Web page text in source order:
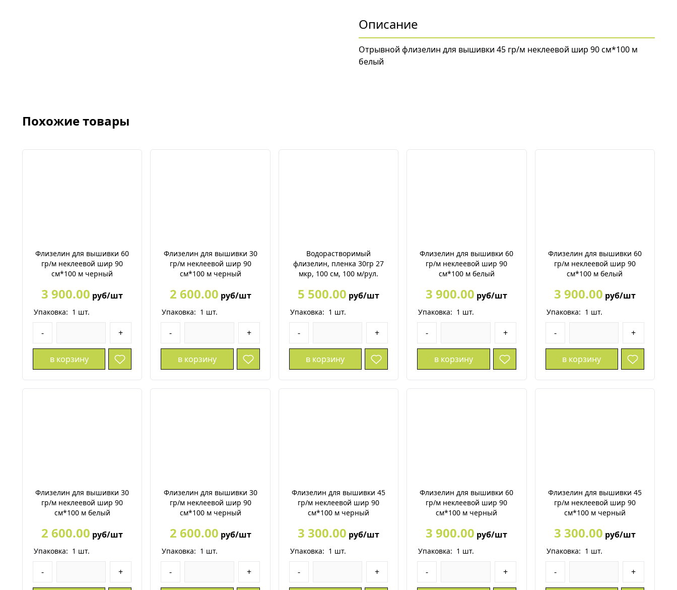
Описание
Отрывной флизелин для вышивки 45 гр/м неклеевой шир 90 см*100 м
белый
Похожие товары
Флизелин для вышивки 60
гр/м неклеевой шир 90
см*100 м черный
3 900.00 руб/шт
Упаковка: 1 шт.
- +
в корзину
Флизелин для вышивки 30
гр/м неклеевой шир 90
см*100 м черный
2 600.00 руб/шт
Упаковка: 1 шт.
- +
в корзину
Водорастворимый
флизелин, пленка 30гр 27
мкр, 100 см, 100 м/рул.
5 500.00 руб/шт
Упаковка: 1 шт.
- +
в корзину
Флизелин для вышивки 60
гр/м неклеевой шир 90
см*100 м белый
3 900.00 руб/шт
Упаковка: 1 шт.
- +
в корзину
Флизелин для вышивки 60
гр/м неклеевой шир 90
см*100 м белый
3 900.00 руб/шт
Упаковка: 1 шт.
- +
в корзину
Флизелин для вышивки 30
гр/м неклеевой шир 90
см*100 м белый
2 600.00 руб/шт
Упаковка: 1 шт.
- +
Флизелин для вышивки 30
гр/м неклеевой шир 90
см*100 м черный
2 600.00 руб/шт
Упаковка: 1 шт.
- +
Флизелин для вышивки 45
гр/м неклеевой шир 90
см*100 м черный
3 300.00 руб/шт
Упаковка: 1 шт.
- +
Флизелин для вышивки 60
гр/м неклеевой шир 90
см*100 м черный
3 900.00 руб/шт
Упаковка: 1 шт.
- +
Флизелин для вышивки 45
гр/м неклеевой шир 90
см*100 м черный
3 300.00 руб/шт
Упаковка: 1 шт.
- +